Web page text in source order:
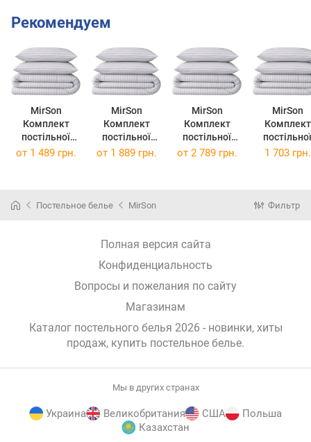
Рекомендуем
MirSon
Комплект
постільної
білизни
White Gray
MirSon
Комплект
постільної
білизни King
Бязь
MirSon
Комплект
постільної
білизни
MirSon
Комплект
постільної
білизни
17-0600
от 1 489 грн. от 1 889 грн. от 2 789 грн. 1 703 грн.
Постельное белье MirSon Фильтр
Полная версия сайта
Конфиденциальность
Вопросы и пожелания по сайту
Магазинам
Каталог постельного белья 2026 - новинки, хиты
продаж, купить постельное белье.
Мы в других странах
Украина Великобритания США
Польша
Казахстан